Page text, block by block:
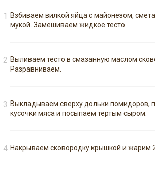
Взбиваем вилкой яйца с майонезом,
мукой. Замешиваем жидкое тесто.
Выливаем тесто в смазанную маслом
Разравниваем.
Выкладываем сверху дольки помидоров,
кусочки мяса и посыпаем тертым сыром.
Накрываем сковородку крышкой и жарим